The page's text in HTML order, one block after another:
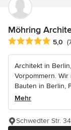
Möhring
Durchschnittliche
5,0
Architekt in
Vorpommern.
Bauten in Berlin,
Mehr
Schwedter Str.